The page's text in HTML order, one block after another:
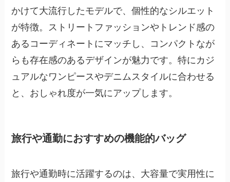
かけて大流行したモデルで、個性的なシルエット
が特徴。ストリートファッションやトレンド感の
あるコーディネートにマッチし、コンパクトなが
らも存在感のあるデザインが魅力です。特にカジ
ュアルなワンピースやデニムスタイルに合わせる
と、おしゃれ度が一気にアップします。
旅行や通勤におすすめの機能的バッグ
旅行や通勤時に活躍するのは、大容量で実用性に